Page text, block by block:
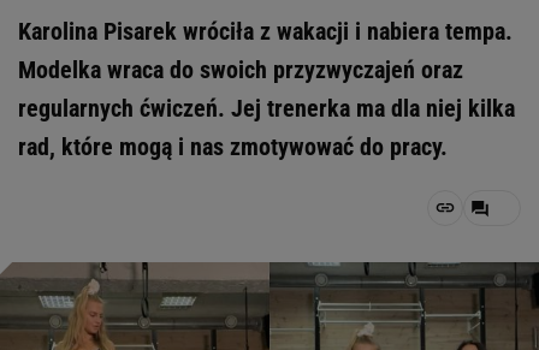
Karolina Pisarek wróciła z wakacji i nabiera tempa.
Modelka wraca do swoich przyzwyczajeń oraz
regularnych ćwiczeń. Jej trenerka ma dla niej kilka
rad, które mogą i nas zmotywować do pracy.